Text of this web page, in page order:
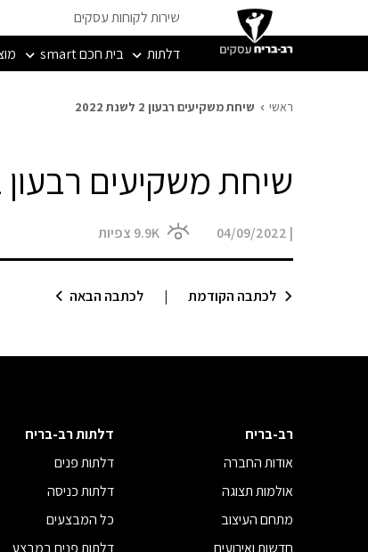
שירות לקוחות עסקים
דלתות
בית חכם smart
ראשי שיחת משקיעים רבעון 2 לשנת 2022
שיחת משקיעים רבעון 2 לשנת 2022
|
04/09/2022
9.9K צפיות
לכתבה הקודמת | לכתבה הבאה
רב-בריח
אודות החברה
אולמות תצוגה
מתחם העיצוב
חדשות ואירועים
דלתות רב-בריח
דלתות פנים
דלתות כניסה
כל המבצעים
דלתות פנים במבצע